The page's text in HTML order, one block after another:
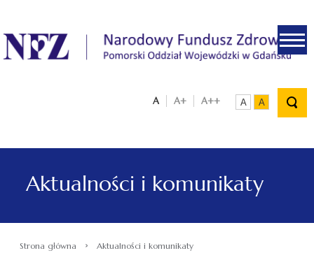
.
A A+ A++ A A
Aktualności i komunikaty
Strona główna › Aktualności i komunikaty